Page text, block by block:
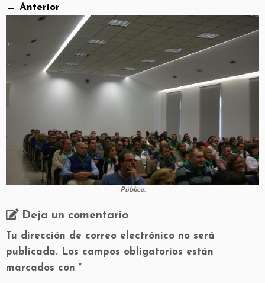
← Anterior
Público.
Deja un comentario
Tu dirección de correo electrónico no será
publicada. Los campos obligatorios están
marcados con *